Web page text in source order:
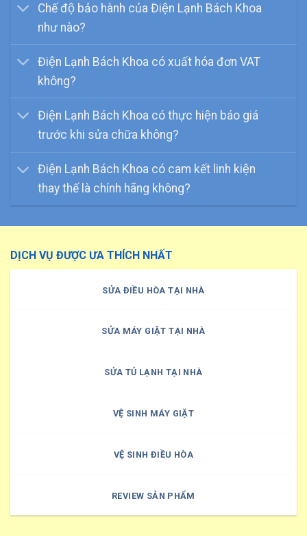
Chế độ bảo hành của Điện Lạnh Bách Khoa
như nào?
Điện Lạnh Bách Khoa có xuất hóa đơn VAT
không?
Điện Lạnh Bách Khoa có thực hiện báo giá
trước khi sửa chữa không?
Điện Lạnh Bách Khoa có cam kết linh kiện
thay thế là chính hãng không?
DỊCH VỤ ĐƯỢC ƯA THÍCH NHẤT
SỬA ĐIỀU HÒA TẠI NHÀ
SỬA MÁY GIẶT TẠI NHÀ
SỬA TỦ LẠNH TẠI NHÀ
VỆ SINH MÁY GIẶT
VỆ SINH ĐIỀU HÒA
REVIEW SẢN PHẨM